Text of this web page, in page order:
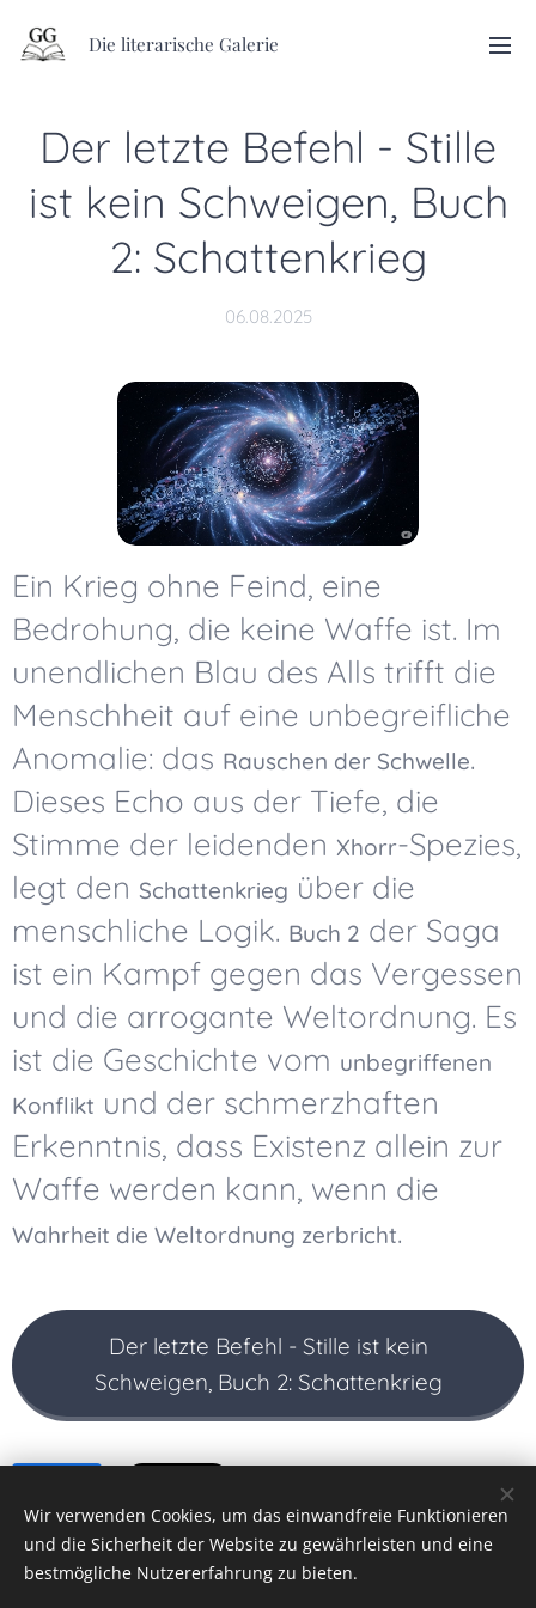
Die literarische Galerie
Der letzte Befehl - Stille
ist kein Schweigen, Buch
2: Schattenkrieg
06.08.2025
Ein Krieg ohne Feind, eine
Bedrohung, die keine Waffe ist. Im
unendlichen Blau des Alls trifft die
Menschheit auf eine unbegreifliche
Anomalie: das Rauschen der Schwelle.
Dieses Echo aus der Tiefe, die
Stimme der leidenden Xhorr-Spezies,
legt den Schattenkrieg über die
menschliche Logik. Buch 2 der Saga
ist ein Kampf gegen das Vergessen
und die arrogante Weltordnung. Es
ist die Geschichte vom unbegriffenen
Konflikt und der schmerzhaften
Erkenntnis, dass Existenz allein zur
Waffe werden kann, wenn die
Wahrheit die Weltordnung zerbricht.
Der letzte Befehl - Stille ist kein
Schweigen, Buch 2: Schattenkrieg
Wir verwenden Cookies, um das einwandfreie Funktionieren
und die Sicherheit der Website zu gewährleisten und eine
bestmögliche Nutzererfahrung zu bieten.